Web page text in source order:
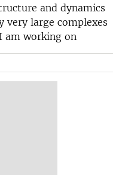
and dynamics
very large complexes
am working on